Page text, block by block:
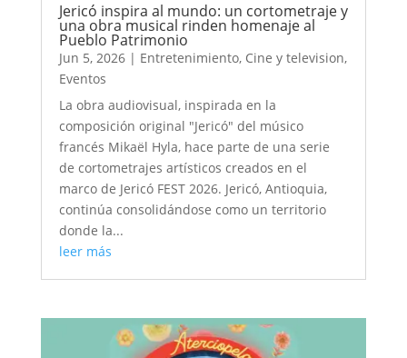
Jericó inspira al mundo: un cortometraje y
una obra musical rinden homenaje al
Pueblo Patrimonio
Jun 5, 2026| Entretenimiento, Cine y television,
Eventos
La obra audiovisual, inspirada en la
composición original "Jericó" del músico
francés Mikaël Hyla, hace parte de una serie
de cortometrajes artísticos creados en el
marco de Jericó FEST 2026. Jericó, Antioquia,
continúa consolidándose como un territorio
donde la...
leer más